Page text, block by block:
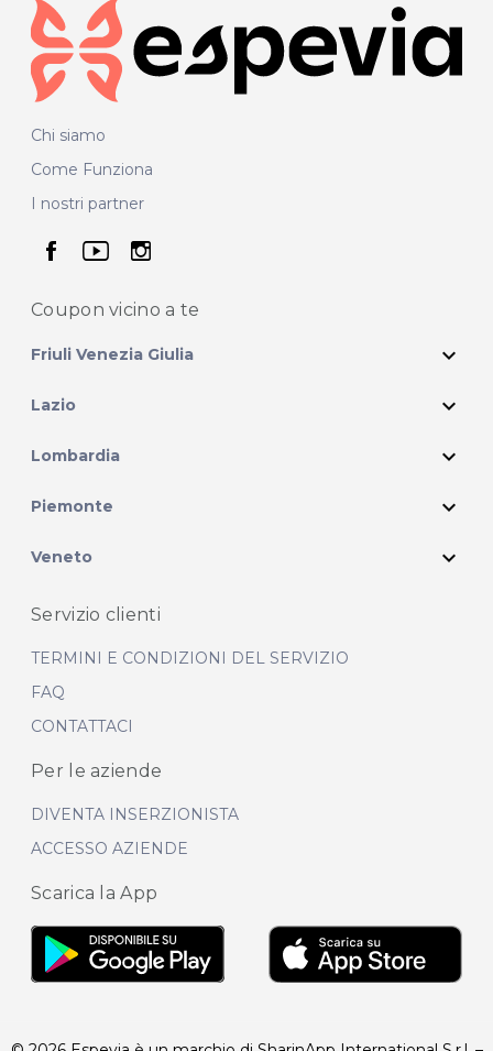
Chi siamo
Come Funziona
I nostri partner
seguici su facebook
seguici su youtube
seguici su instagram
Coupon vicino a te
Friuli Venezia Giulia expand_more
Lazio expand_more
Lombardia expand_more
Piemonte expand_more
Veneto expand_more
Servizio clienti
TERMINI E CONDIZIONI DEL SERVIZIO
FAQ
CONTATTACI
Per le aziende
DIVENTA INSERZIONISTA
ACCESSO AZIENDE
Scarica la App